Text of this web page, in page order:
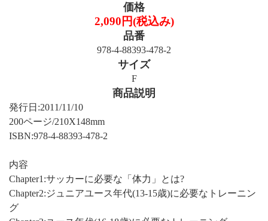
価格
2,090円(税込み)
品番
978-4-88393-478-2
サイズ
F
商品説明
発行日:2011/11/10
200ページ/210X148mm
ISBN:978-4-88393-478-2
内容
Chapter1:サッカーに必要な「体力」とは?
Chapter2:ジュニアユース年代(13-15歳)に必要なトレーニン
グ